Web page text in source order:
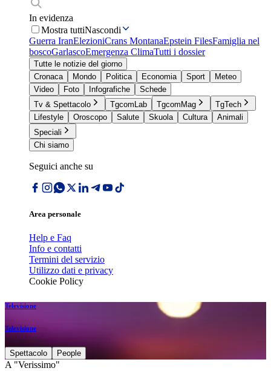
In evidenza
Mostra tuttiNascondi
Guerra IranElezioniCrans MontanaEpstein FilesFamiglia nel
boscoGarlascoEmergenza ClimaTutti i dossier
Tutte le notizie del giorno
Cronaca
Mondo Politica Economia Sport
Meteo
Video
Foto Infografiche
Schede
Tv & Spettacolo
TgcomLab TgcomMag
TgTech
Lifestyle
Oroscopo Salute Skuola Cultura
Animali
Speciali
Chi siamo
Seguici anche su
Area personale
Help e Faq
Info e contatti
Termini del servizio
Utilizzo dati e privacy
Cookie Policy
Televisione
Televisione
Spettacolo People
A "Verissimo"